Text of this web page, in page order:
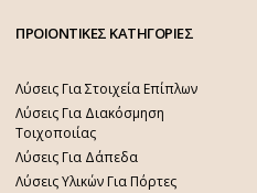
ΠΡΟΙΟΝΤΙΚΕΣ ΚΑΤΗΓΟΡΙΕΣ
Λύσεις Για Στοιχεία Επίπλων
Λύσεις Για Διακόσμηση
Τοιχοποιίας
Λύσεις Για Δάπεδα
Λύσεις Υλικών Για Πόρτες